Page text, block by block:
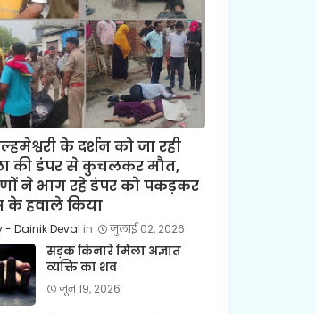
के दर्शन को जा रही
की डंपर से कुचलकर मौत,
ने भाग रहे डंपर को पकड़कर
के हवाले किया
Dainik Deval जुलाई 02, 2026
सड़क किनारे मिला अज्ञात
व्यक्ति का शव
जून 19, 2026